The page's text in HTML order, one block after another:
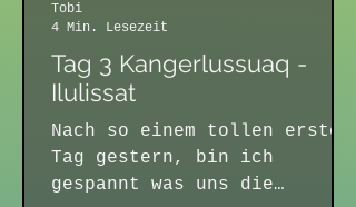
Tag 3 Kangerlussuaq -
Ilulissat
Nach so einem tollen ersten
Tag gestern, bin ich
gespannt was uns die
Tobi
4 Min. Lesezeit